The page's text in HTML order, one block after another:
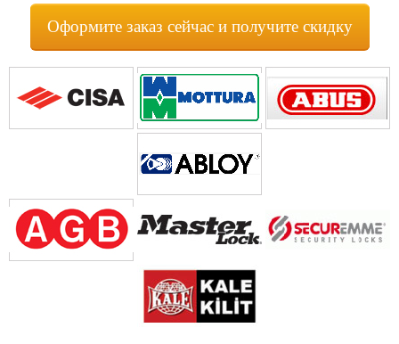
Оформите заказ сейчас и получите скидку